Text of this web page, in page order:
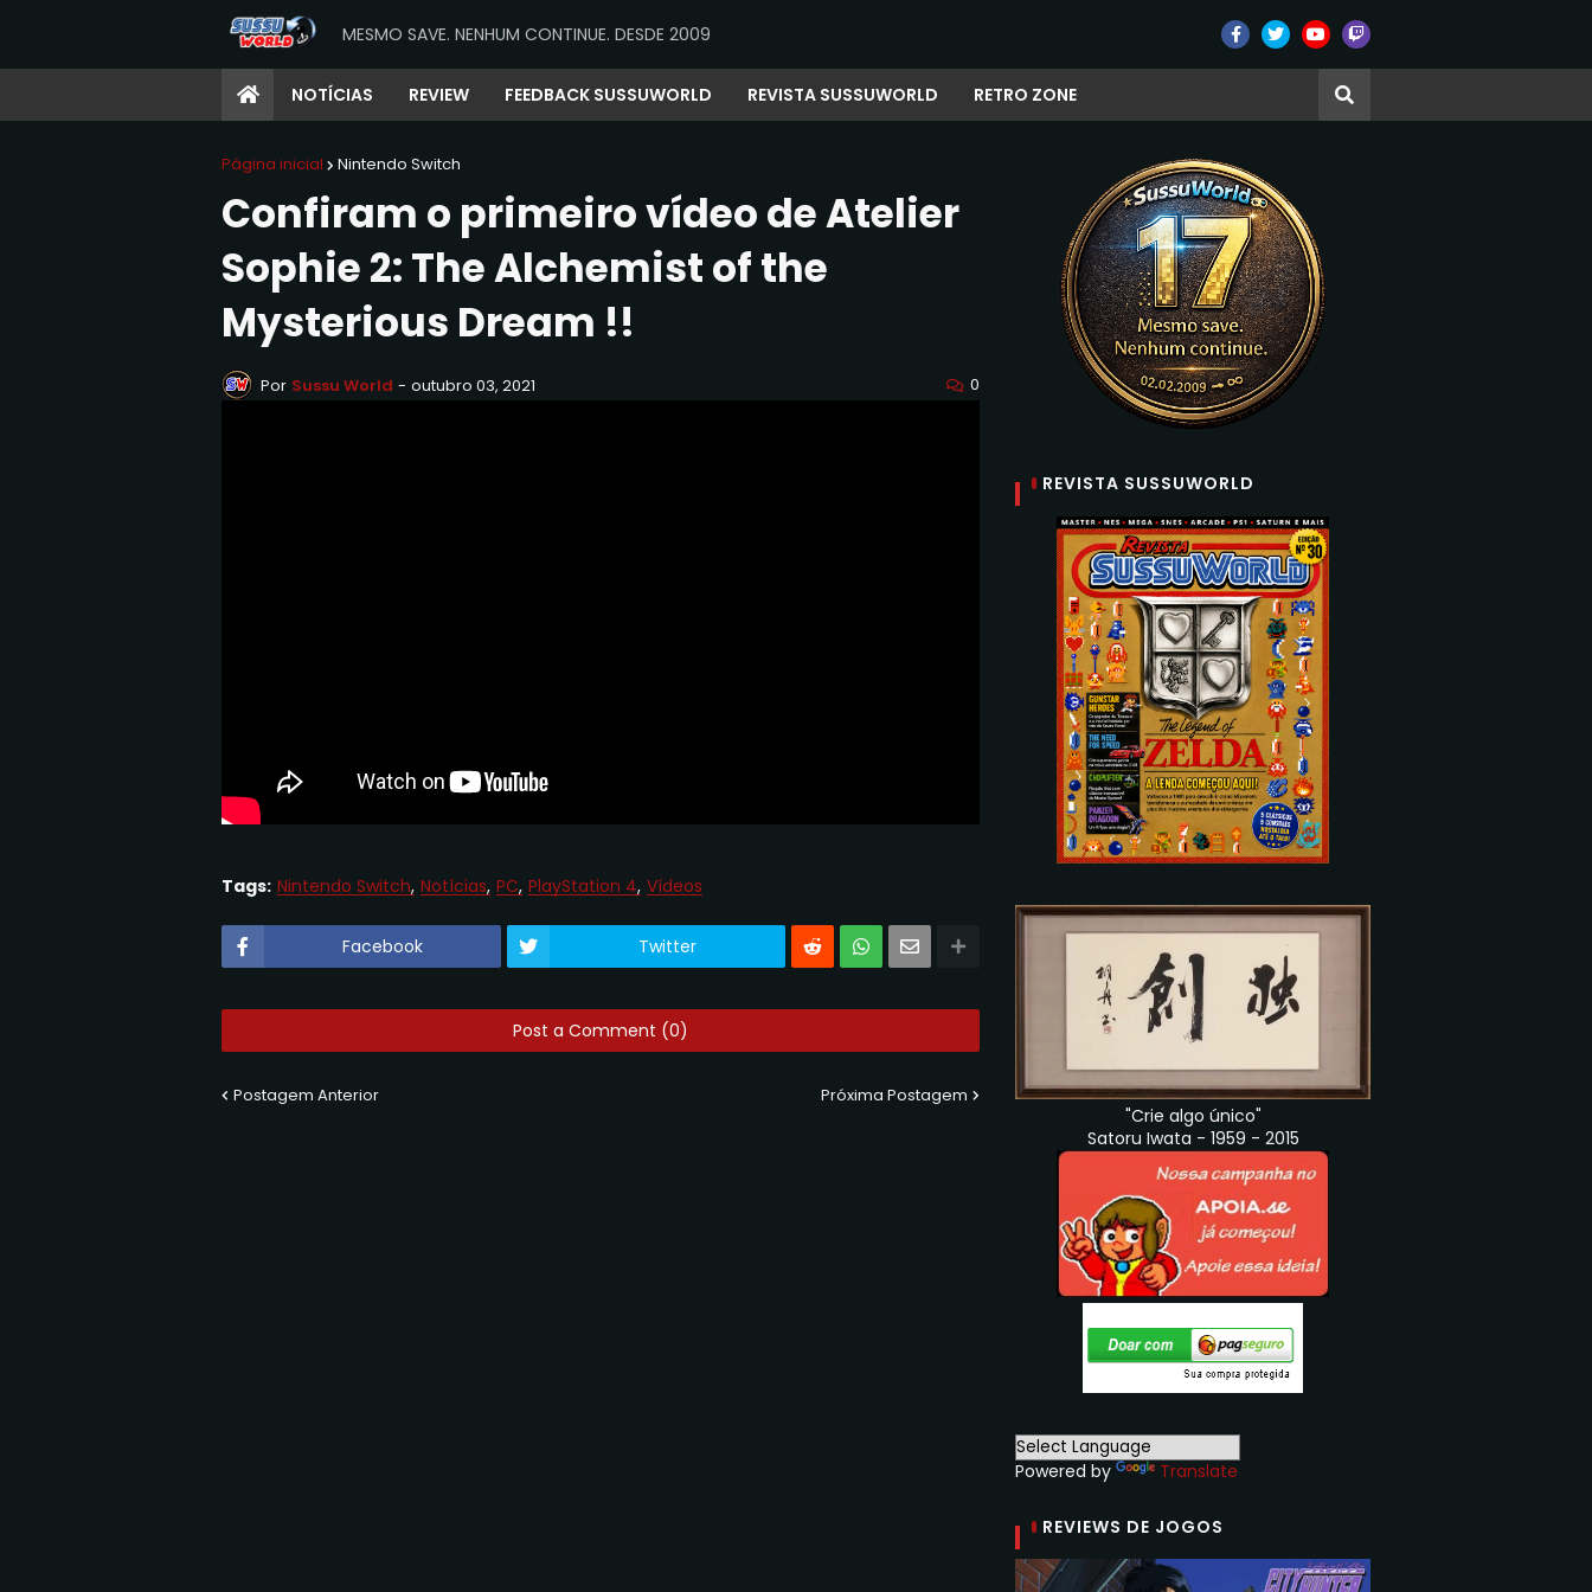
MESMO SAVE. NENHUM CONTINUE. DESDE 2009
NOTÍCIAS REVIEW FEEDBACK SUSSUWORLD REVISTA SUSSUWORLD RETRO ZONE
Página inicial Nintendo Switch
Confiram o primeiro vídeo de Atelier
Sophie 2: The Alchemist of the
Mysterious Dream !!
Por Sussu World - outubro 03, 2021 0
Tags: Nintendo Switch Notícias PC PlayStation 4 Vídeos
Facebook Twitter
Post a Comment (0)
Postagem Anterior Próxima Postagem
REVISTA SUSSUWORLD
"Crie algo único"
Satoru Iwata - 1959 - 2015
Powered by Translate
REVIEWS DE JOGOS